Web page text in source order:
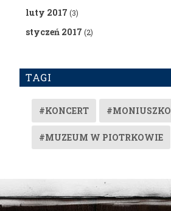
luty 2017 (3)
styczeń 2017 (2)
TAGI
#KONCERT #MONIUSZKO
#MUZEUM W PIOTRKOWIE